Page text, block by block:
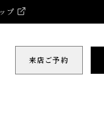
プ
来店ご予約